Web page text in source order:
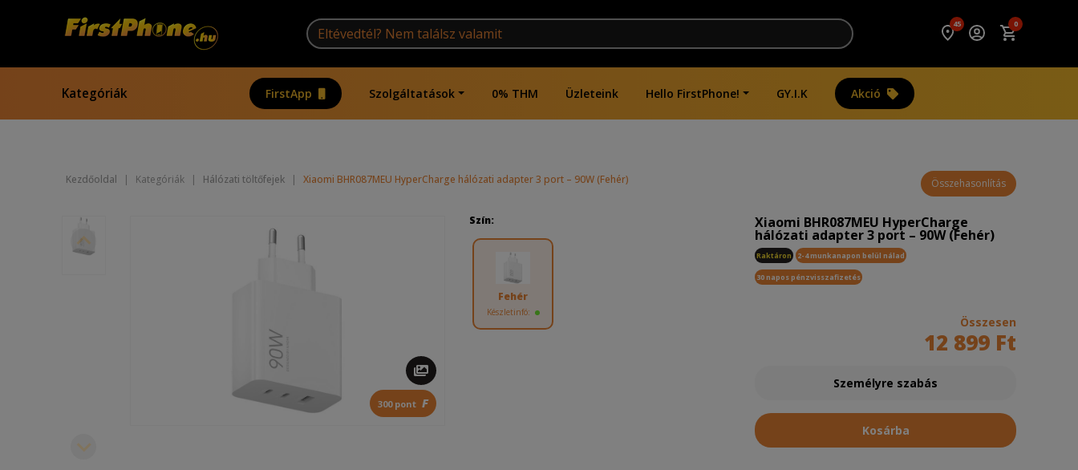
45 0
Kategóriák FirstApp Szolgáltatások 0% THM Üzleteink Hello FirstPhone! GY.I.K Akció
Kezdőoldal | Kategóriák | Hálózati töltőfejek | Xiaomi BHR087MEU HyperCharge hálózati adapter 3 port – 90W (Fehér) Összehasonlítás
300 pont F
Szín:
Fehér
Készletinfó:
Xiaomi BHR087MEU HyperCharge
hálózati adapter 3 port – 90W (Fehér)
Raktáron 2-4 munkanapon belül nálad
30 napos pénzvisszafizetés
Összesen
12 899 Ft
Személyre szabás
Kosárba